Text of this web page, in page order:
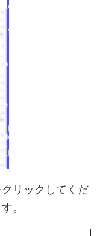
リックしてくだ
。